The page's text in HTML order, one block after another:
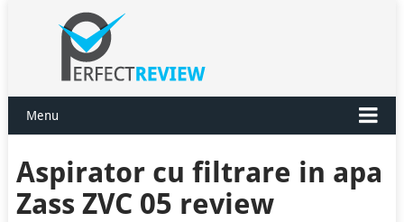
Menu
Aspirator cu filtrare in apa
Zass ZVC 05 review